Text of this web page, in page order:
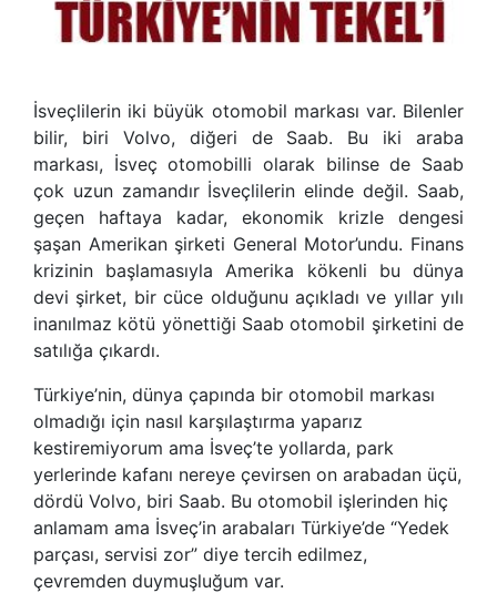
İsveçlilerin iki büyük otomobil markası var. Bilenler
bilir, biri Volvo, diğeri de Saab. Bu iki araba
markası, İsveç otomobilli olarak bilinse de Saab
çok uzun zamandır İsveçlilerin elinde değil. Saab,
geçen haftaya kadar, ekonomik krizle dengesi
şaşan Amerikan şirketi General Motor’undu. Finans
krizinin başlamasıyla Amerika kökenli bu dünya
devi şirket, bir cüce olduğunu açıkladı ve yıllar yılı
inanılmaz kötü yönettiği Saab otomobil şirketini de
satılığa çıkardı.
Türkiye’nin, dünya çapında bir otomobil markası
olmadığı için nasıl karşılaştırma yaparız
kestiremiyorum ama İsveç’te yollarda, park
yerlerinde kafanı nereye çevirsen on arabadan üçü,
dördü Volvo, biri Saab. Bu otomobil işlerinden hiç
anlamam ama İsveç’in arabaları Türkiye’de “Yedek
parçası, servisi zor” diye tercih edilmez,
çevremden duymuşluğum var.